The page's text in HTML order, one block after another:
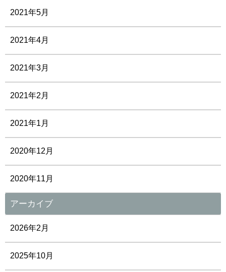
2021年5月
2021年4月
2021年3月
2021年2月
2021年1月
2020年12月
2020年11月
アーカイブ
2026年2月
2025年10月